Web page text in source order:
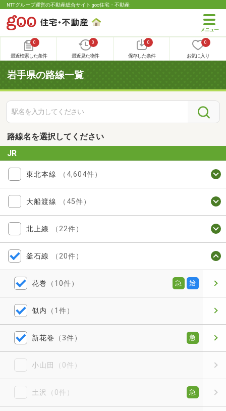
NTTグループ運営の不動産総合サイト goo住宅・不動産
0
最近検索した条件
0
最近見た物件
0
保存した条件
0
お気に入り
岩手県の路線一覧
路線名を選択してください
JR
東北本線 （4,604件）
大船渡線 （45件）
北上線 （22件）
釜石線 （20件）
花巻 （10件） 急 始
似内 （1件）
新花巻 （3件） 急
小山田 （0件）
土沢 （0件） 急